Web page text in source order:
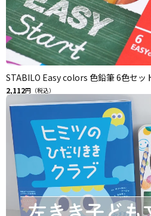
STABILO Easy colors 色鉛筆 6色セッ
2,112円（税込）